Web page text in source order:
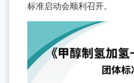
简
介
标准启动会顺利召开。